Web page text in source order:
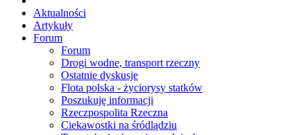
Aktualności
Artykuły
Forum
Forum
Drogi wodne, transport rzeczny
Ostatnie dyskusje
Flota polska - życiorysy statków
Poszukuję informacji
Rzeczpospolita Rzeczna
Ciekawostki na śródlądziu